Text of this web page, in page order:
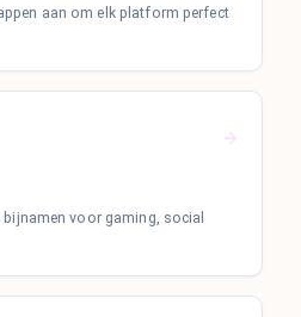
aan om elk platform perfect
bijnamen voor gaming, social